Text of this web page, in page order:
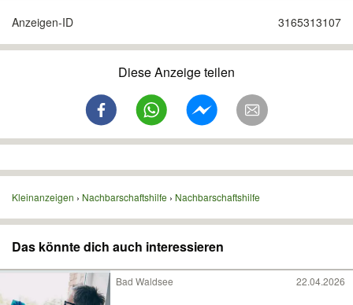
Anzeigen-ID 3165313107
Diese Anzeige teilen
Kleinanzeigen Nachbarschaftshilfe Nachbarschaftshilfe
Das könnte dich auch interessieren
Bad Waldsee 22.04.2026